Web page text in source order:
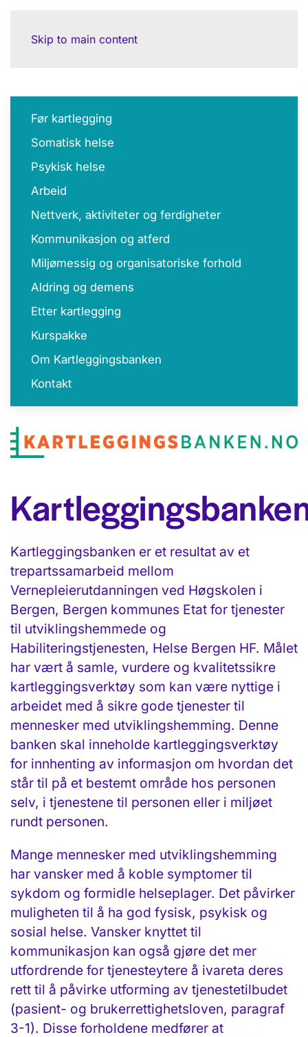
Skip to main content
Før kartlegging
Somatisk helse
Psykisk helse
Arbeid
Nettverk, aktiviteter og ferdigheter
Kommunikasjon og atferd
Miljømessig og organisatoriske forhold
Aldring og demens
Etter kartlegging
Kurspakke
Om Kartleggingsbanken
Kontakt
Kartleggingsbanken er et resultat av et
trepartssamarbeid mellom
Vernepleierutdanningen ved Høgskolen i
Bergen, Bergen kommunes Etat for tjenester
til utviklingshemmede og
Habiliteringstjenesten, Helse Bergen HF. Målet
har vært å samle, vurdere og kvalitetssikre
kartleggingsverktøy som kan være nyttige i
arbeidet med å sikre gode tjenester til
mennesker med utviklingshemming. Denne
banken skal inneholde kartleggingsverktøy
for innhenting av informasjon om hvordan det
står til på et bestemt område hos personen
selv, i tjenestene til personen eller i miljøet
rundt personen.
Mange mennesker med utviklingshemming
har vansker med å koble symptomer til
sykdom og formidle helseplager. Det påvirker
muligheten til å ha god fysisk, psykisk og
sosial helse. Vansker knyttet til
kommunikasjon kan også gjøre det mer
utfordrende for tjenesteytere å ivareta deres
rett til å påvirke utforming av tjenestetilbudet
(pasient- og brukerrettighetsloven, paragraf
3-1). Disse forholdene medfører at